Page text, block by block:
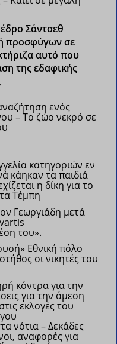
Σάντσεθ
προσφύγων σε
αυτό που
της εδαφικής
ενός
– Το ζώο νεκρό σε
κατηγοριών εν
κάηκαν τα παιδιά
η δίκη για το
Τέμπη
Γεωργιάδη μετά
του».
Εθνική πόλο
οι νικητές του
κόντρα για την
για την άμεση
εκλογές του
νότια – Δεκάδες
αναφορές για